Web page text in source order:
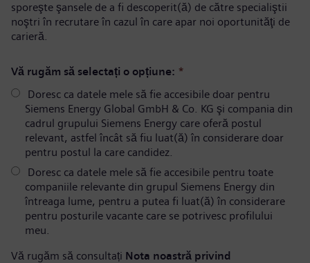
sporeşte şansele de a fi descoperit(ă) de către specialiştii
noştri în recrutare în cazul în care apar noi oportunităţi de
carieră.
Vă rugăm să selectați o opțiune: *
Doresc ca datele mele să fie accesibile doar pentru
Siemens Energy Global GmbH & Co. KG şi compania din
cadrul grupului Siemens Energy care oferă postul
relevant, astfel încât să fiu luat(ă) în considerare doar
pentru postul la care candidez.
Doresc ca datele mele să fie accesibile pentru toate
companiile relevante din grupul Siemens Energy din
întreaga lume, pentru a putea fi luat(ă) în considerare
pentru posturile vacante care se potrivesc profilului
meu.
Vă rugăm să consultați Nota noastră privind